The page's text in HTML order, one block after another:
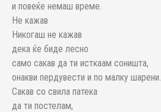
и повеќе немаш време.
Не кажав
Никогаш не кажав
дека ќе биде лесно
само сакав да ти исткаам соништа,
онакви пердувести и по малку шарени.
Сакав со свила патека
да ти постелам,